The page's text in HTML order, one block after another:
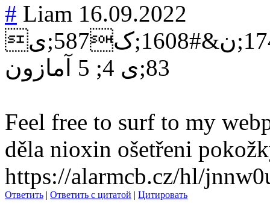
# Liam 16.09.2022
1608;ک
587;ی
83;ی
4; 5 آمازون
Feel free to surf to my
děla nioxin ošetřeni
https://alarmcb.cz/hl/
Ответить | Ответить с цитатой | Цитировать